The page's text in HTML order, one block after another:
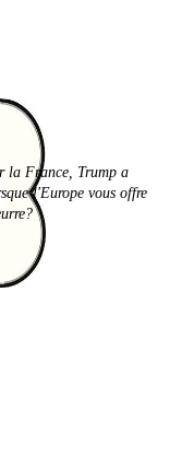
la France, Trump a
l'Europe vous offre